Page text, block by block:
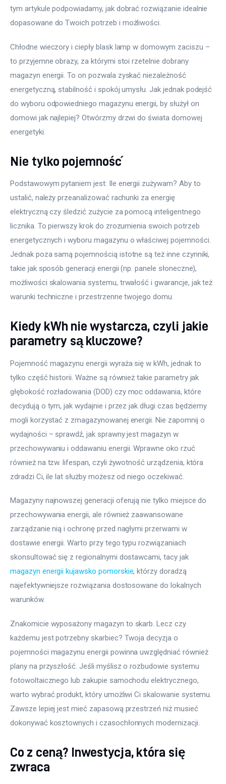
tym artykule podpowiadamy, jak dobrać rozwiązanie idealnie
dopasowane do Twoich potrzeb i możliwości.
Chłodne wieczory i ciepły blask lamp w domowym zaciszu –
to przyjemne obrazy, za którymi stoi rzetelnie dobrany
magazyn energii. To on pozwala zyskać niezależność
energetyczną, stabilność i spokój umysłu. Jak jednak podejść
do wyboru odpowiedniego magazynu energii, by służył on
domowi jak najlepiej? Otwórzmy drzwi do świata domowej
energetyki.
Nie tylko pojemność
Podstawowym pytaniem jest: Ile energii zużywam? Aby to
ustalić, należy przeanalizować rachunki za energię
elektryczną czy śledzić zużycie za pomocą inteligentnego
licznika. To pierwszy krok do zrozumienia swoich potrzeb
energetycznych i wyboru magazynu o właściwej pojemności.
Jednak poza samą pojemnością istotne są też inne czynniki,
takie jak sposób generacji energii (np. panele słoneczne),
możliwości skalowania systemu, trwałość i gwarancje, jak też
warunki techniczne i przestrzenne twojego domu.
Kiedy kWh nie wystarcza, czyli jakie
parametry są kluczowe?
Pojemność magazynu energii wyraża się w kWh, jednak to
tylko część historii. Ważne są również takie parametry jak
głębokość rozładowania (DOD) czy moc oddawania, które
decydują o tym, jak wydajnie i przez jak długi czas będziemy
mogli korzystać z zmagazynowanej energii. Nie zapomnij o
wydajności – sprawdź, jak sprawny jest magazyn w
przechowywaniu i oddawaniu energii. Wprawne oko rzuć
również na tzw. lifespan, czyli żywotność urządzenia, która
zdradzi Ci, ile lat służby możesz od niego oczekiwać.
Magazyny najnowszej generacji oferują nie tylko miejsce do
przechowywania energii, ale również zaawansowane
zarządzanie nią i ochronę przed nagłymi przerwami w
dostawie energii. Warto przy tego typu rozwiązaniach
skonsultować się z regionalnymi dostawcami, tacy jak
magazyn energii kujawsko pomorskie, którzy doradzą
najefektywniejsze rozwiązania dostosowane do lokalnych
warunków.
Znakomicie wyposażony magazyn to skarb. Lecz czy
każdemu jest potrzebny skarbiec? Twoja decyzja o
pojemności magazynu energii powinna uwzględniać również
plany na przyszłość. Jeśli myślisz o rozbudowie systemu
fotowoltaicznego lub zakupie samochodu elektrycznego,
warto wybrać produkt, który umożliwi Ci skalowanie systemu.
Zawsze lepiej jest mieć zapasową przestrzeń niż musieć
dokonywać kosztownych i czasochłonnych modernizacji.
Co z ceną? Inwestycja, która się
zwraca